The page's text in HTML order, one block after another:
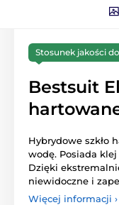
Stosunek jakości
Bestsuit
Hybrydowe szkło
wodę. Posiada
Dzięki
niewidoczne i
Więcej informacji ›